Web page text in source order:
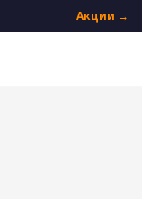
Акции →